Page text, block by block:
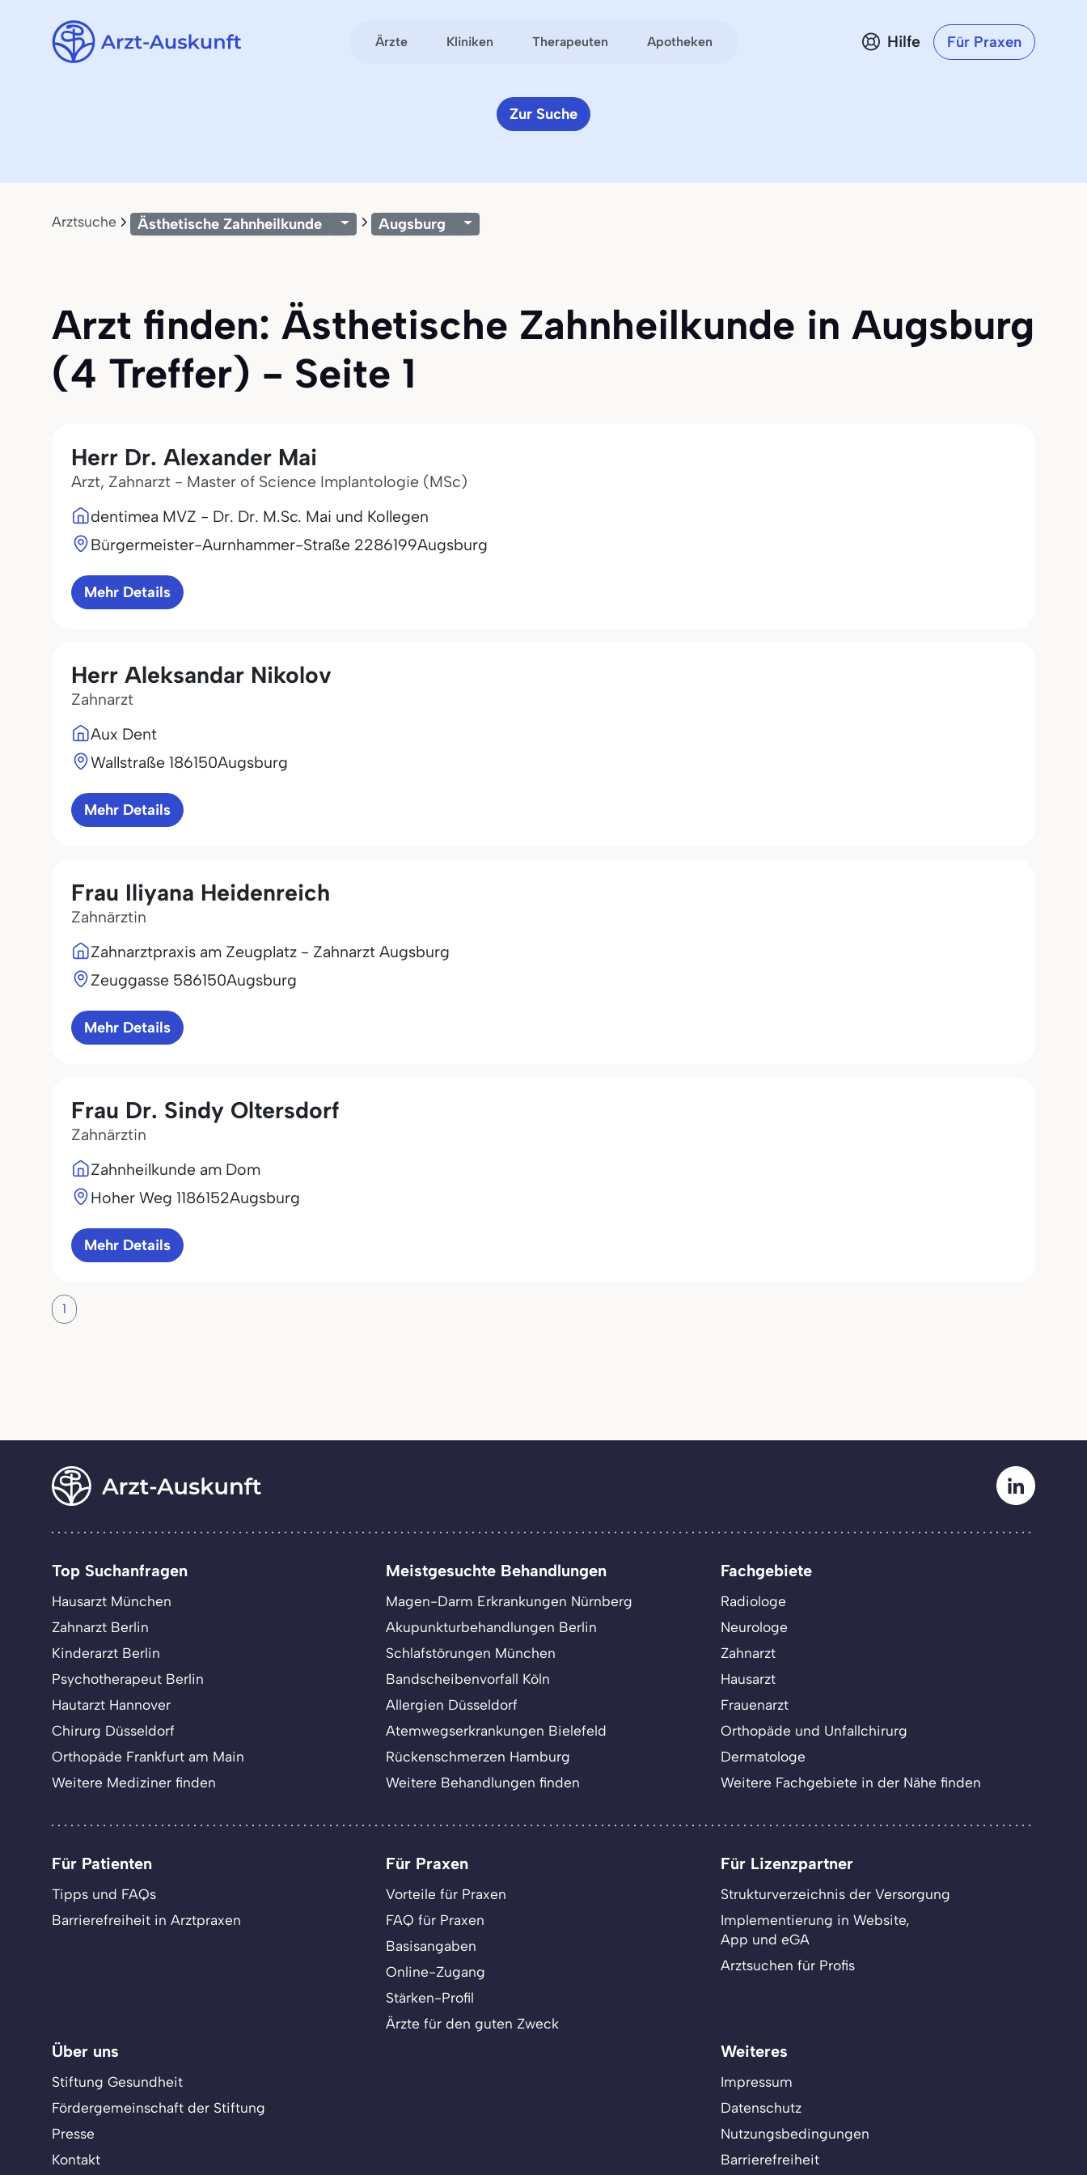
Ärzte Kliniken Therapeuten Apotheken Hilfe Für Praxen
Zur Suche
Arztsuche Ästhetische Zahnheilkunde Augsburg
Arzt finden: Ästhetische Zahnheilkunde in Augsburg
(4 Treffer) - Seite 1
Herr Dr. Alexander Mai
Arzt, Zahnarzt - Master of Science Implantologie (MSc)
dentimea MVZ - Dr. Dr. M.Sc. Mai und Kollegen
Bürgermeister-Aurnhammer-Straße 2286199Augsburg
Mehr Details
Herr Aleksandar Nikolov
Zahnarzt
Aux Dent
Wallstraße 186150Augsburg
Mehr Details
Frau Iliyana Heidenreich
Zahnärztin
Zahnarztpraxis am Zeugplatz - Zahnarzt Augsburg
Zeuggasse 586150Augsburg
Mehr Details
Frau Dr. Sindy Oltersdorf
Zahnärztin
Zahnheilkunde am Dom
Hoher Weg 1186152Augsburg
Mehr Details
1
Top Suchanfragen
Hausarzt München
Zahnarzt Berlin
Kinderarzt Berlin
Psychotherapeut Berlin
Hautarzt Hannover
Chirurg Düsseldorf
Orthopäde Frankfurt am Main
Weitere Mediziner finden
Meistgesuchte Behandlungen
Magen-Darm Erkrankungen Nürnberg
Akupunkturbehandlungen Berlin
Schlafstörungen München
Bandscheibenvorfall Köln
Allergien Düsseldorf
Atemwegserkrankungen Bielefeld
Rückenschmerzen Hamburg
Weitere Behandlungen finden
Fachgebiete
Radiologe
Neurologe
Zahnarzt
Hausarzt
Frauenarzt
Orthopäde und Unfallchirurg
Dermatologe
Weitere Fachgebiete in der Nähe finden
Für Patienten
Tipps und FAQs
Barrierefreiheit in Arztpraxen
Für Praxen
Vorteile für Praxen
FAQ für Praxen
Basisangaben
Online-Zugang
Stärken-Profil
Ärzte für den guten Zweck
Für Lizenzpartner
Strukturverzeichnis der Versorgung
Implementierung in Website,
App und eGA
Arztsuchen für Profis
Über uns
Stiftung Gesundheit
Fördergemeinschaft der Stiftung
Presse
Kontakt
Weiteres
Impressum
Datenschutz
Nutzungsbedingungen
Barrierefreiheit